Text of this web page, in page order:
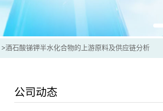
>酒石酸锑钾半水化合物的上游原料及供应链分析
公司动态